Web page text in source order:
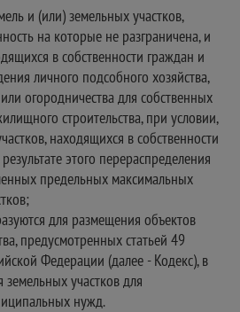
и (или) земельных участков,
на которые не разграничена, и
в собственности граждан и
личного подсобного хозяйства,
огородничества для собственных
строительства, при условии,
находящихся в собственности
этого перераспределения
предельных максимальных
для размещения объектов
предусмотренных статьей 49
Федерации (далее - Кодекс), в
земельных участков для
нужд.